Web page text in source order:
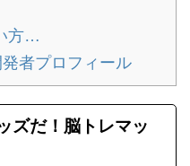
方…
者プロフィール
ズだ！脳トレマッ